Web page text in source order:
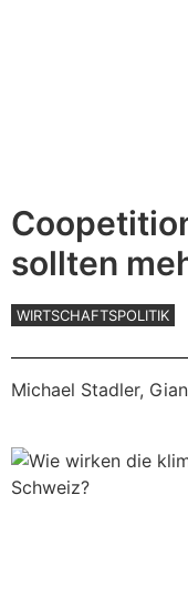
sollten
WIRTSCHAFTSPOLITIK
Michael Stadler,